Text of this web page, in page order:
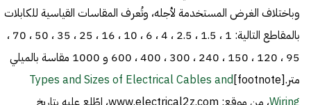
وباختلاف الغرض المستخدمة لأجله، وتُعرف المقاسات القياسية للكابلات
بالمقاطع التالية: 1 ، 1.5 ، 2.5 ، 4 ، 6 ، 10 ، 16 ، 25 ، 35 ، 50 ، 70 ،
95 ، 120 ، 150 ، 240 ، 300 ، 400 ، 600 و 1000 مقاسة بالميلي
متر.[footnote]
Types and Sizes of Electrical Cables and